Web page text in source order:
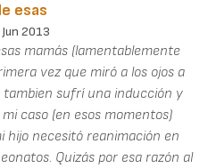
esas
2013
mamás (lamentablemente
vez que miró a los ojos a
tambien sufrí una inducción y
caso (en esos momentos)
hijo necesitó reanimación en
Quizás por esa razón al